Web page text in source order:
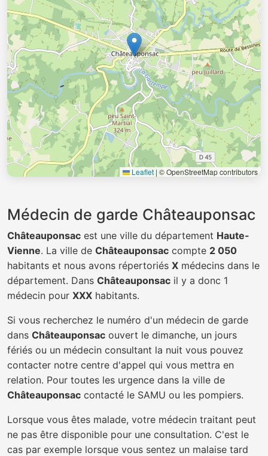
Leaflet | © OpenStreetMap contributors
Médecin de garde Châteauponsac
Châteauponsac est une ville du département Haute-
Vienne. La ville de Châteauponsac compte 2 050
habitants et nous avons répertoriés X médecins dans le
département. Dans Châteauponsac il y a donc 1
médecin pour XXX habitants.
Si vous recherchez le numéro d'un médecin de garde
dans Châteauponsac ouvert le dimanche, un jours
fériés ou un médecin consultant la nuit vous pouvez
contacter notre centre d'appel qui vous mettra en
relation. Pour toutes les urgence dans la ville de
Châteauponsac contacté le SAMU ou les pompiers.
Lorsque vous êtes malade, votre médecin traitant peut
ne pas être disponible pour une consultation. C'est le
cas par exemple lorsque vous sentez un malaise tard